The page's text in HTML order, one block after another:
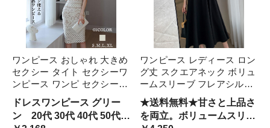
ワンピース おしゃれ 大きめ
セクシー タイト セクシーワ
ンピース ワンピ セクシーワ
ンピ キャバ パーティ デー
ト 結婚式 二次会 タイトワ
ンピース 膝丈 ひざ丈 韓国
ドレスワンピース グリー
ン 20代 30代 40代 50代
ワンピース レディース ロン
グ丈 スクエアネック ボリュ
ームスリーブ フレアシルエ
ット 無地 デザイン性 高見
え おしゃれ 可愛い 上品 き
れいめ ゆったり 楽ちん 韓
★送料無料★甘さと上品さ
を両立。ボリュームスリー